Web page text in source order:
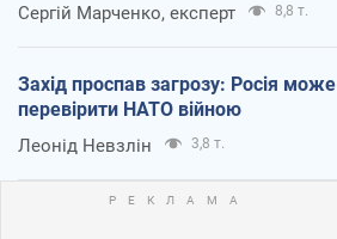
Сергій Марченко, експерт 8,8 т.
Захід проспав загрозу: Росія може
перевірити НАТО війною
Леонід Невзлін 3,8 т.